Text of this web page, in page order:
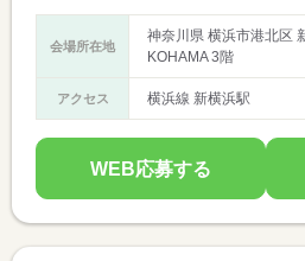
会場所在地
神奈川県 横浜市港北区
KOHAMA 3階
アクセス 横浜線 新横浜駅
WEB応募する